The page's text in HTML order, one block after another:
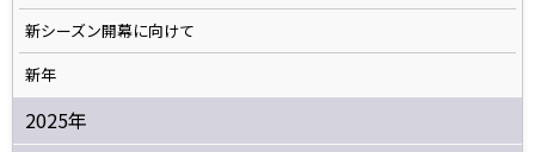
新シーズン開幕に向けて
新年
2025年